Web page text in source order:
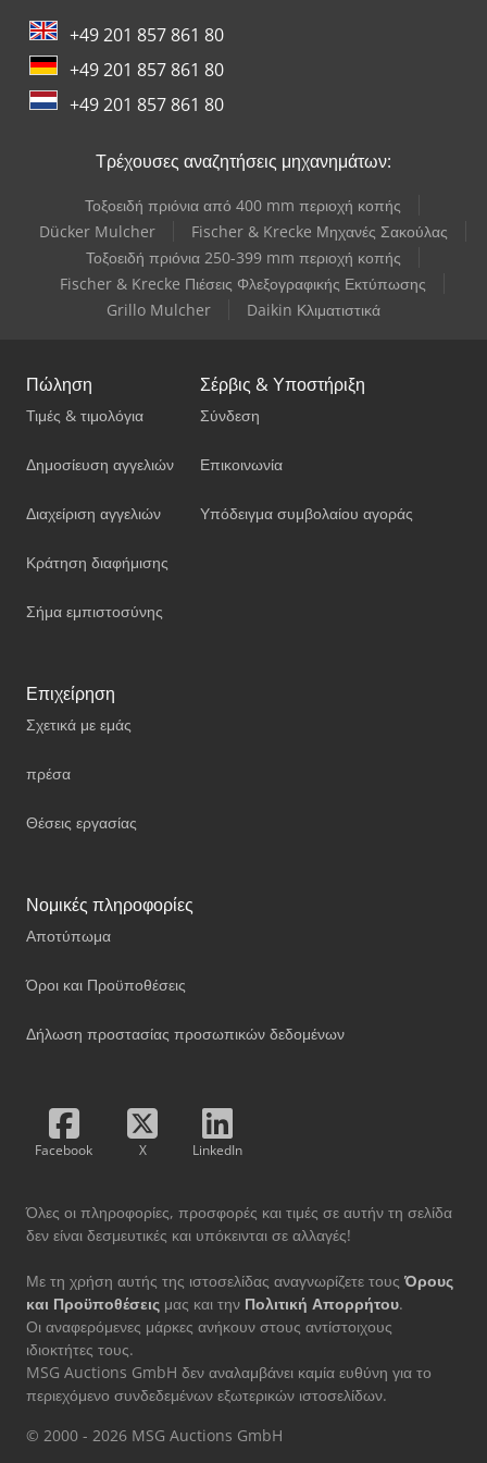
+49 201 857 861 80
+49 201 857 861 80
+49 201 857 861 80
Τρέχουσες αναζητήσεις μηχανημάτων:
Τοξοειδή πριόνια από 400 mm περιοχή κοπής
Dücker Mulcher
Fischer & Krecke Μηχανές Σακούλας
Τοξοειδή πριόνια 250-399 mm περιοχή κοπής
Fischer & Krecke Πιέσεις Φλεξογραφικής Εκτύπωσης
Grillo Mulcher
Daikin Κλιματιστικά
Πώληση
Τιμές & τιμολόγια
Δημοσίευση αγγελιών
Διαχείριση αγγελιών
Κράτηση διαφήμισης
Σήμα εμπιστοσύνης
Σέρβις & Υποστήριξη
Σύνδεση
Επικοινωνία
Υπόδειγμα συμβολαίου αγοράς
Επιχείρηση
Σχετικά με εμάς
πρέσα
Θέσεις εργασίας
Νομικές πληροφορίες
Αποτύπωμα
Όροι και Προϋποθέσεις
Δήλωση προστασίας προσωπικών δεδομένων
Facebook X LinkedIn
Όλες οι πληροφορίες, προσφορές και τιμές σε αυτήν τη σελίδα
δεν είναι δεσμευτικές και υπόκεινται σε αλλαγές!
Με τη χρήση αυτής της ιστοσελίδας αναγνωρίζετε τους Όρους
και Προϋποθέσεις μας και την Πολιτική Απορρήτου.
Οι αναφερόμενες μάρκες ανήκουν στους αντίστοιχους
ιδιοκτήτες τους.
MSG Auctions GmbH δεν αναλαμβάνει καμία ευθύνη για το
περιεχόμενο συνδεδεμένων εξωτερικών ιστοσελίδων.
© 2000 - 2026 MSG Auctions GmbH